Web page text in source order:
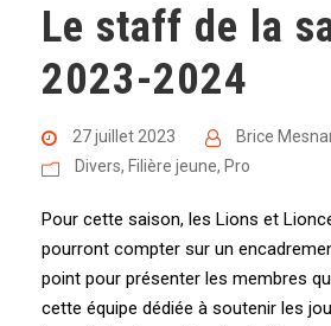
Le staff de la
2023-2024
27 juillet 2023
Brice
Divers, Filière jeune, Pro
Pour cette saison, les Lions et
pourront compter sur un
point pour présenter les membres
cette équipe dédiée à soutenir les